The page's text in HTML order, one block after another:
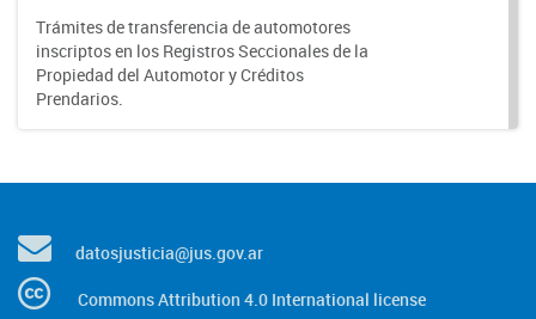
Trámites de transferencia de automotores
inscriptos en los Registros Seccionales de la
Propiedad del Automotor y Créditos
Prendarios.
datosjusticia@jus.gov.ar
Commons Attribution 4.0 International license